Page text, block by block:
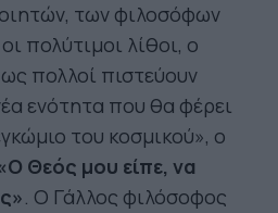
των φιλοσόφων
πολύτιμοι λίθοι, ο
πολλοί πιστεύουν
ενότητα που θα φέρει
του κοσμικού», ο
Θεός μου είπε, να
. Ο Γάλλος φιλόσοφος